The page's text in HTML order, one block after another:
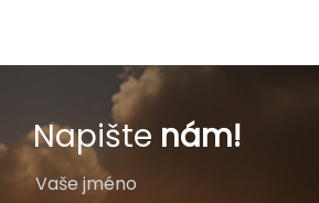
Napište nám!